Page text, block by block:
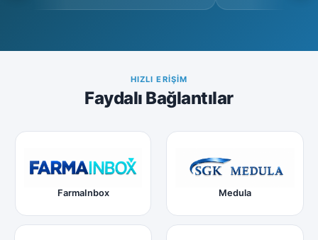
HIZLI ERIŞIM
Faydalı Bağlantılar
FarmaInbox Medula